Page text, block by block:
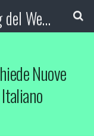
Booking Blog™ - Il blog del Web Marketing Turistico
Nuove